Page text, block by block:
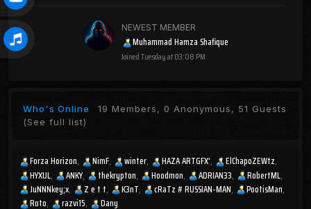
NEWEST MEMBER
Muhammad Hamza Shafique
JoinedTuesday at 03:08 PM
Who's Online 19 Members, 0 Anonymous, 51 Guests
(See full list)
Forza Horizon NimF winter HAZA ARTGFX'
ElChapoZEWtz
HYXUL
ANKY thekrypton Hoodmon ADRIAN33
RobertML
JuNNNkey;x
Z e t t K3nT cRaTz # RUSSIAN-MAN
PootisMan
Roto
razvi15 Dany